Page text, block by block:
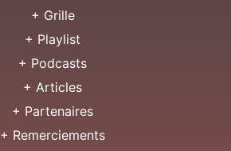
+ Grille
+ Playlist
+ Podcasts
+ Articles
+ Partenaires
+ Remerciements